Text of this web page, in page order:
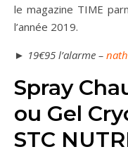
le magazine TIME
l’année 2019.
► 19€95 l’alarme –
Spray
ou Gel
STC